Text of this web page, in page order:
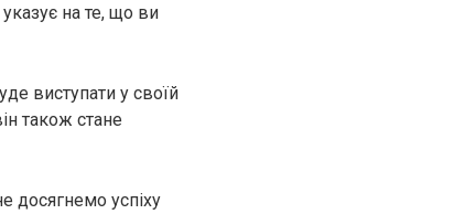
на те, що ви
виступати у своїй
також стане
досягнемо успіху